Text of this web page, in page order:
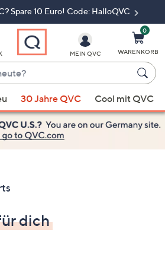
Spare 10 Euro! Code: HalloQVC
MEIN QVC
0
WARENKORB
30 Jahre QVC Cool mit QVC
dich